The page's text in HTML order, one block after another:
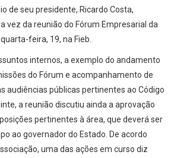
de seu presidente, Ricardo Costa,
vez da reunião do Fórum Empresarial da
feira, 19, na Fieb.
internos, a exemplo do andamento
do Fórum e acompanhamento de
audiências públicas pertinentes ao Código
a reunião discutiu ainda a aprovação
pertinentes à área, que deverá ser
ao governador do Estado. De acordo
uma das ações em curso diz